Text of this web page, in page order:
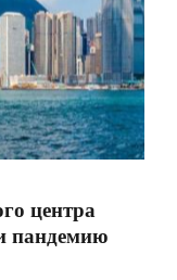
центра
пандемию